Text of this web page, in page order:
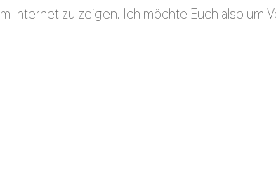
Internet zu zeigen. Ich möchte Euch also um